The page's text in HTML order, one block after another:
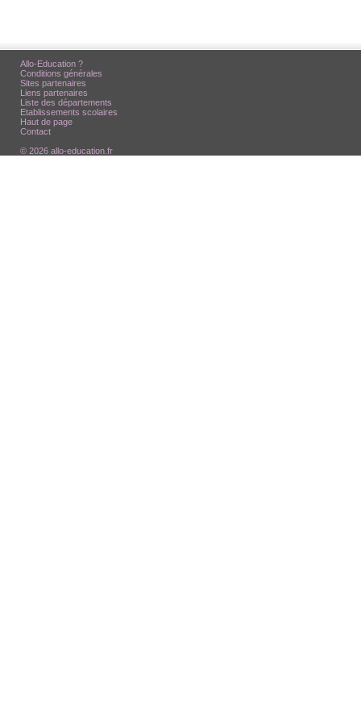
Allo-Education ?
Conditions générales
Sites partenaires
Liens partenaires
Liste des départements
Etablissements scolaires
Haut de page
Contact
© 2026 allo-education.fr